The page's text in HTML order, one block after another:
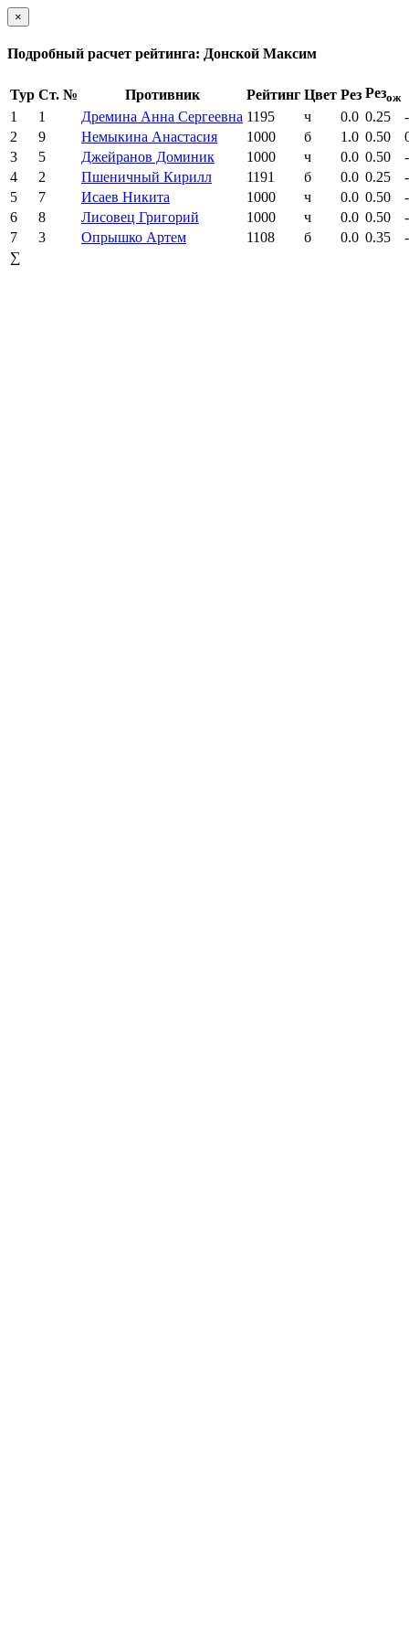
×
Подробный расчет рейтинга: Донской Максим
Тур Ст. № Противник Рейтинг Цвет Рез Резож
1 1 Дремина Анна Сергеевна 1195 ч 0.0 0.25
2
9 Немыкина Анастасия 1000 б 1.0 0.50
3
5 Джейранов Доминик 1000 ч 0.0 0.50
4
2 Пшеничный Кирилл 1191 б 0.0 0.25
5
7 Исаев Никита 1000 ч 0.0 0.50
6
8 Лисовец Григорий 1000 ч 0.0 0.50
7
3 Опрышко Артем 1108 б 0.0 0.35
∑